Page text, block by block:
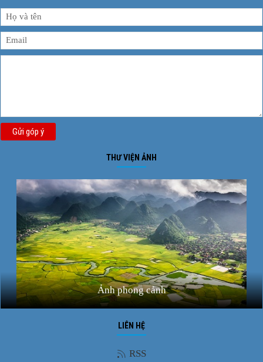
Gửi góp ý
THƯ VIỆN ẢNH
Ảnh phong cảnh
LIÊN HỆ
RSS